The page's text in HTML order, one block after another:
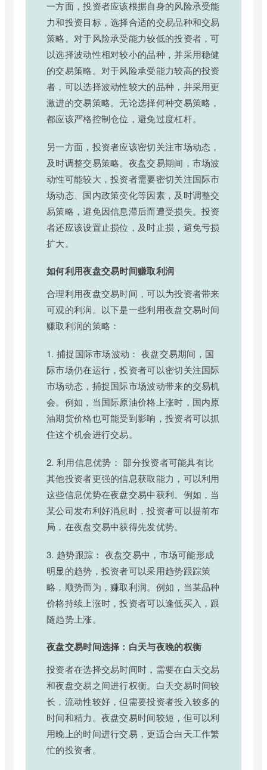
一方面，投资者应该根据自身的风险承受能
力和投资目标，选择合适的交易品种和交易
策略。对于风险承受能力较低的投资者，可
以选择波动性相对较小的品种，并采用稳健
的交易策略。对于风险承受能力较高的投资
者，可以选择波动性较大的品种，并采用更
激进的交易策略。无论选择何种交易策略，
都应该严格控制仓位，避免过度杠杆。
另一方面，投资者应该密切关注市场动态，
及时调整交易策略。夜盘交易期间，市场波
动性可能较大，投资者需要密切关注国际市
场动态、国内政策变化等因素，及时调整交
易策略，避免因信息滞后而遭受损失。投资
者还应该设置止损位，及时止损，避免亏损
扩大。
如何利用夜盘交易时间赚取利润
合理利用夜盘交易时间，可以为投资者带来
可观的利润。以下是一些利用夜盘交易时间
赚取利润的策略：
1. 捕捉国际市场波动： 夜盘交易期间，国
际市场仍在运行，投资者可以密切关注国际
市场动态，捕捉国际市场波动带来的交易机
会。例如，当国际原油价格上涨时，国内原
油期货价格也可能受到影响，投资者可以抓
住这个机会进行交易。
2. 利用信息优势： 部分投资者可能具有比
其他投资者更强的信息获取能力，可以利用
这些信息优势在夜盘交易中获利。例如，当
某公司发布利好消息时，投资者可以提前布
局，在夜盘交易中获得先发优势。
3. 趋势跟踪： 夜盘交易中，市场可能形成
明显的趋势，投资者可以采用趋势跟踪策
略，顺势而为，赚取利润。例如，当某品种
价格持续上涨时，投资者可以逢低买入，跟
随趋势上涨。
夜盘交易时间选择：白天与夜晚的权衡
投资者在选择交易时间时，需要在白天交易
和夜盘交易之间进行权衡。白天交易时间较
长，流动性较好，但需要投资者投入较多的
时间和精力。夜盘交易时间较短，但可以利
用晚上的时间进行交易，更适合白天工作繁
忙的投资者。